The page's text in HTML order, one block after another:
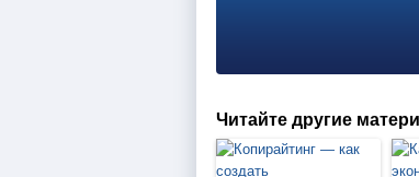
Читайте другие